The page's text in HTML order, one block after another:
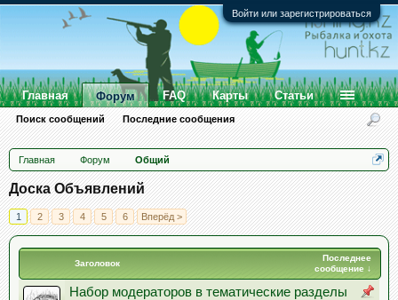
Войти или зарегистрироваться
Главная Форум Общий
Доска Объявлений
1 2 3 4 5 6 Вперёд >
Заголовок
Последнее
сообщение ↓
Набор модераторов в тематические разделы
Главная Форум
Поиск сообщений Последние сообщения
FAQ Карты Статьи